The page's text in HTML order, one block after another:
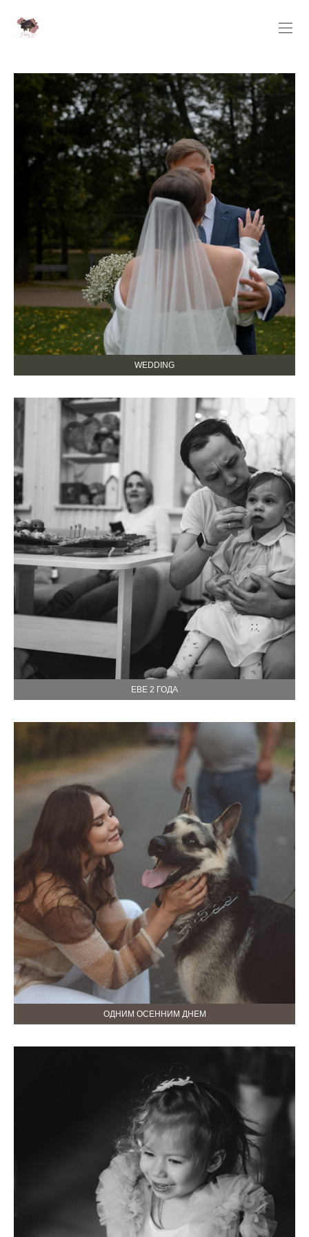
WEDDING
ЕВЕ 2 ГОДА
ОДНИМ ОСЕННИМ ДНЕМ